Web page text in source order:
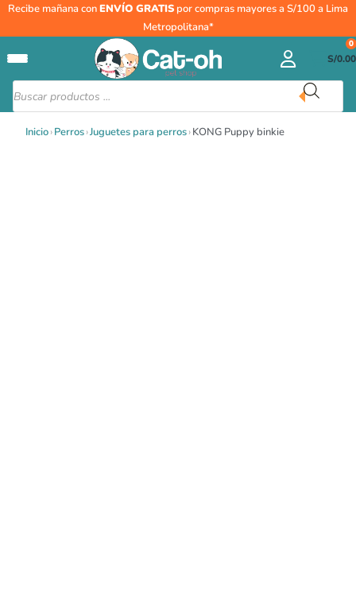
Recibe mañana conENVÍO GRATIS por compras mayores a S/100 a Lima
Metropolitana*
Búsqueda
de
productos
S/0.00
0
Inicio›Perros›Juguetes para perros›KONG Puppy binkie
KONG
cantidad